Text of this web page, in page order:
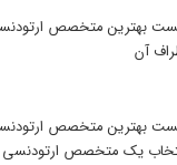
بهترین متخصص
آن
بهترین متخصص
یک متخصص ارتودنسی